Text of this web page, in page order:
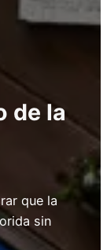
de la
que la
sin